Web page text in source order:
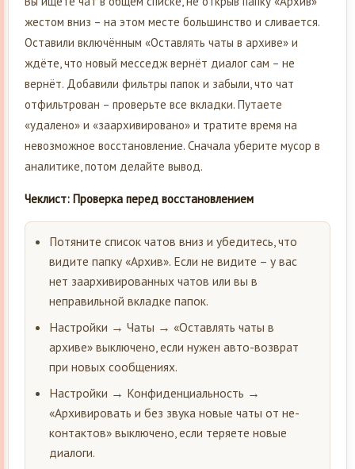
жестом вниз – на этом месте большинство и сливается.
Оставили включённым «Оставлять чаты в архиве» и
ждёте, что новый месседж вернёт диалог сам – не
вернёт. Добавили фильтры папок и забыли, что чат
отфильтрован – проверьте все вкладки. Путаете
«удалено» и «заархивировано» и тратите время на
невозможное восстановление. Сначала уберите мусор в
аналитике, потом делайте вывод.
Чеклист: Проверка перед восстановлением
Потяните список чатов вниз и убедитесь, что
видите папку «Архив». Если не видите – у вас
нет заархивированных чатов или вы в
неправильной вкладке папок.
Настройки → Чаты → «Оставлять чаты в
архиве» выключено, если нужен авто-возврат
при новых сообщениях.
Настройки → Конфиденциальность →
«Архивировать и без звука новые чаты от не-
контактов» выключено, если теряете новые
диалоги.